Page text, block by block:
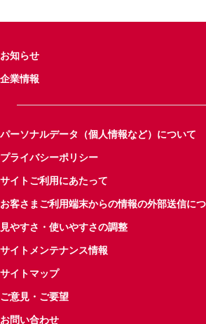
お知らせ
企業情報
パーソナルデータ（個人情報など）について
プライバシーポリシー
サイトご利用にあたって
お客さまご利用端末からの情報の外部送信に
見やすさ・使いやすさの調整
サイトメンテナンス情報
サイトマップ
ご意見・ご要望
お問い合わせ